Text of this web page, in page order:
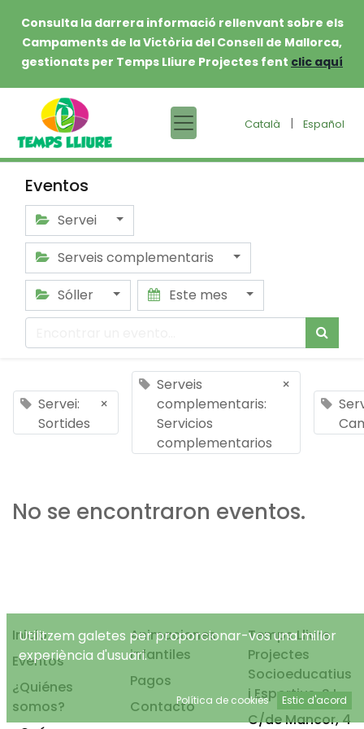
Consulta la darrera informació rellenvant sobre els
Campaments de la Victòria del Consell de Mallorca,
gestionats per Temps Lliure Projectes fent clic aquí
Català | Español
Eventos
Servei
Serveis complementaris
Sóller
Este mes
Servei:
Sortides
×
Serveis
complementaris:
Servicios
complementarios
×
No se encontraron eventos.
Inicio
Eventos
¿Quiénes
somos?
Animaciones
infantiles
Pagos
Contacto
Temps Lliure
Projectes
Socioeducatius
i Esportius, S.L.
C/de Mancor, 4
Utilitzem galetes per proporcionar-vos una millor
experiència d'usuari.
Política de cookies Estic d'acord